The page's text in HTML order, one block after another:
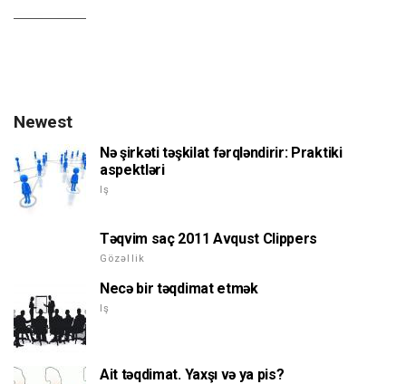
Newest
Nə şirkəti təşkilat fərqləndirir: Praktiki
aspektləri
Iş
Təqvim saç 2011 Avqust Clippers
Gözəllik
Necə bir təqdimat etmək
Iş
Ait təqdimat. Yaxşı və ya pis?